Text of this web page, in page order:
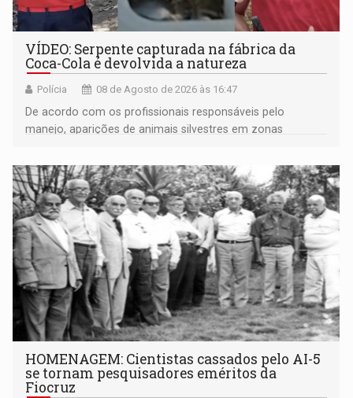
VÍDEO: Serpente capturada na fábrica da
Coca-Cola é devolvida a natureza
Polícia 08 de Agosto de 2026 às 16:47
De acordo com os profissionais responsáveis pelo
manejo, aparições de animais silvestres em zonas
HOMENAGEM: Cientistas cassados pelo AI-5
se tornam pesquisadores eméritos da
Fiocruz